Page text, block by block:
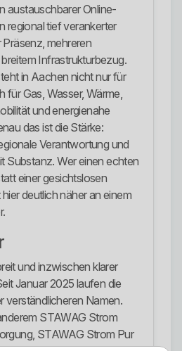
austauschbarer Online-
regional tief verankerter
mehreren
Infrastrukturbezug.
in Aachen nicht nur für
für Gas, Wasser, Wärme,
und energienahe
das ist die Stärke:
Verantwortung und
Substanz. Wer einen echten
einer gesichtslosen
deutlich näher an einem
und inzwischen klarer
Januar 2025 laufen die
verständlicheren Namen.
STAWAG Strom
STAWAG Strom Pur